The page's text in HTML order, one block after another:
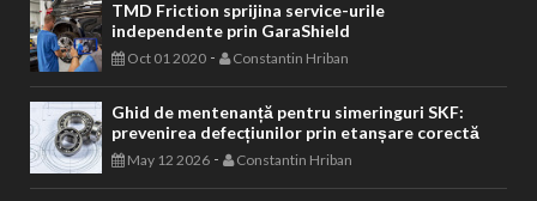
TMD Friction sprijina service-urile
independente prin GaraShield
Oct 01 2020 - Constantin Hriban
Ghid de mentenanță pentru simeringuri SKF:
prevenirea defecțiunilor prin etanșare corectă
May 12 2026 - Constantin Hriban